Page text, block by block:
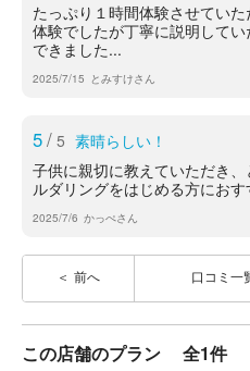
たっぷり１時間体験させてい
体験でしたが丁寧に説明して
できました...
2025/7/15 とみすけさん
5/ 5 素晴らしい！
子供に親切に教えていただき
ルダリングをはじめる方におす
2025/7/6 かっぺさん
前へ 口コミ一
この店舗のプラン 全1件